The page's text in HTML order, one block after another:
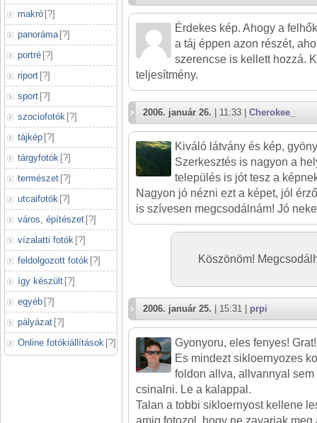
makró [?]
panoráma [?]
portré [?]
riport [?]
sport [?]
szociofotók [?]
tájkép [?]
tárgyfotók [?]
természet [?]
utcaifotók [?]
város, építészet [?]
vízalatti fotók [?]
feldolgozott fotók [?]
így készült [?]
egyéb [?]
pályázat [?]
Online fotókiállítások [?]
Érdekes kép. Ahogy a
a táj éppen azon részét,
szerencse is kellett hozzá.
teljesítmény.
2006. január 26. | 11:33 | Cherokee_
Kiváló látvány és kép,
Szerkesztés is nagyon a
település is jót tesz a
Nagyon jó nézni ezt a képet, jól
is szívesen megcsodálnám! Jó
Köszönöm!
2006. január 25. | 15:31 | prpi
Gyonyoru, eles fenyes! Grat!
Es mindezt sikloernyozes
foldon allva, allvannyal
csinalni. Le a kalappal.
Talan a tobbi sikloernyost kellene
amig fotozol, hogy ne zavarjak meg